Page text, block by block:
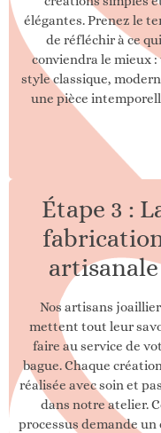
élégantes. Prenez le
de réfléchir à ce qui
conviendra le mieux :
style classique,
une pièce
Étape 3 :
artisanale
Nos artisans
mettent tout leur
faire au service de
bague. Chaque
réalisée avec soin et
dans notre atelier.
processus demande un